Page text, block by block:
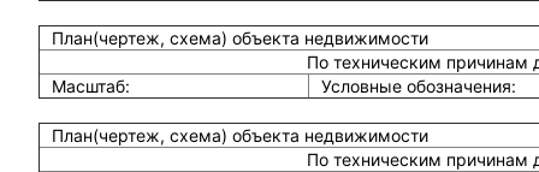
План(чертеж, схема) объекта недвижимости
По техническим причинам
Масштаб:
Условные обозначения:
План(чертеж, схема) объекта недвижимости
По техническим причинам